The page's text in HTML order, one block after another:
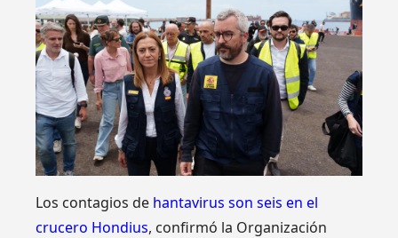
Los contagios de hantavirus son seis en el
crucero Hondius, confirmó la Organización